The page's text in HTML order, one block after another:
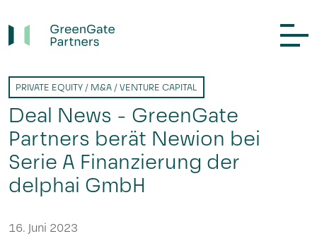
PRIVATE EQUITY / M&A / VENTURE CAPITAL
Deal News - GreenGate
Partners berät Newion bei
Serie A Finanzierung der
delphai GmbH
16. Juni 2023